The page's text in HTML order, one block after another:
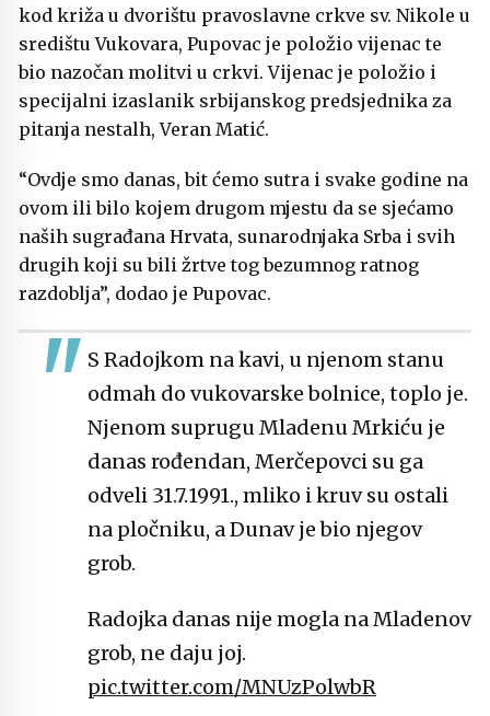
kod križa u dvorištu pravoslavne crkve sv. Nikole u
središtu Vukovara, Pupovac je položio vijenac te
bio nazočan molitvi u crkvi. Vijenac je položio i
specijalni izaslanik srbijanskog predsjednika za
pitanja nestalh, Veran Matić.
“Ovdje smo danas, bit ćemo sutra i svake godine na
ovom ili bilo kojem drugom mjestu da se sjećamo
naših sugrađana Hrvata, sunarodnjaka Srba i svih
drugih koji su bili žrtve tog bezumnog ratnog
razdoblja”, dodao je Pupovac.
S Radojkom na kavi, u njenom stanu
odmah do vukovarske bolnice, toplo je.
Njenom suprugu Mladenu Mrkiću je
danas rođendan, Merčepovci su ga
odveli 31.7.1991., mliko i kruv su ostali
na pločniku, a Dunav je bio njegov
grob.
Radojka danas nije mogla na Mladenov
grob, ne daju joj.
pic.twitter.com/MNUzPolwbR